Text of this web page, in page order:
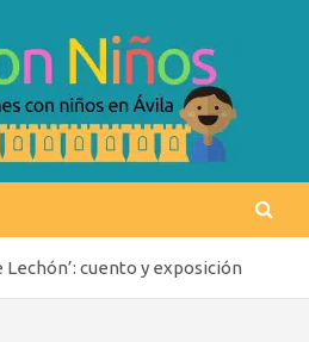
Lechón’: cuento y exposición